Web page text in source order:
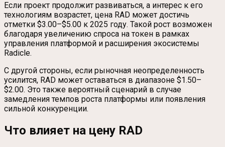
Если проект продолжит развиваться, а интерес к его
технологиям возрастет, цена RAD может достичь
отметки $3.00–$5.00 к 2025 году. Такой рост возможен
благодаря увеличению спроса на токен в рамках
управления платформой и расширения экосистемы
Radicle.
С другой стороны, если рыночная неопределенность
усилится, RAD может оставаться в диапазоне $1.50–
$2.00. Это также вероятный сценарий в случае
замедления темпов роста платформы или появления
сильной конкуренции.
Что влияет на цену RAD